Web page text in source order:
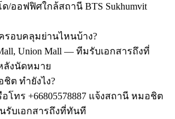
/ออฟฟิศใกล้สถานี BTS Sukhumvit
อบคลุมย่านไหนบ้าง?
Union Mall — ทีมรับเอกสารถึงที่
ลังนัดหมาย
ต ทำยังไง?
โทร +66805578887 แจ้งสถานี หมอชิต
รับเอกสารถึงที่ทันที